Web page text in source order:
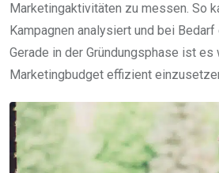
Marketingaktivitäten zu messen. So
Kampagnen analysiert und bei
Gerade in der Gründungsphase ist es
Marketingbudget effizient